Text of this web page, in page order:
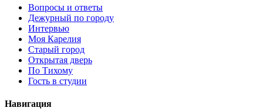
Вопросы и ответы
Дежурный по городу
Интервью
Моя Карелия
Старый город
Открытая дверь
По Тихому
Гость в студии
Навигация